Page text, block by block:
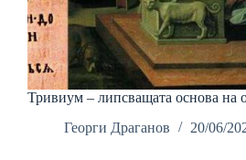
Тривиум – липсващата основа на
Георги Драганов
20/06/